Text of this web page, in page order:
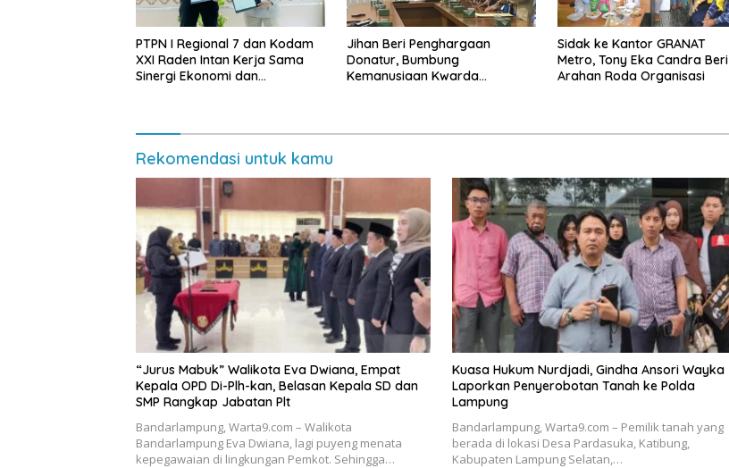
PTPN I Regional 7 dan Kodam
XXI Raden Intan Kerja Sama
Sinergi Ekonomi dan
Jihan Beri Penghargaan
Donatur, Bumbung
Kemanusiaan Kwarda
‎Sidak ke Kantor GRANAT
Metro, Tony Eka Candra Beri
Arahan Roda Organisasi
Rekomendasi untuk kamu
“Jurus Mabuk” Walikota Eva Dwiana, Empat
Kepala OPD Di-Plh-kan, Belasan Kepala SD dan
SMP Rangkap Jabatan Plt
Bandarlampung, Warta9.com – Walikota
Bandarlampung Eva Dwiana, lagi puyeng menata
kepegawaian di lingkungan Pemkot. Sehingga…
Kuasa Hukum Nurdjadi, Gindha Ansori Wayka
Laporkan Penyerobotan Tanah ke Polda
Lampung
Bandarlampung, Warta9.com – Pemilik tanah yang
berada di lokasi Desa Pardasuka, Katibung,
Kabupaten Lampung Selatan,…